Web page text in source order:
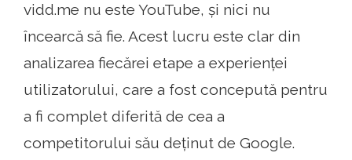
vidd.me nu este YouTube, și nici nu
încearcă să fie. Acest lucru este clar din
analizarea fiecărei etape a experienței
utilizatorului, care a fost concepută pentru
a fi complet diferită de cea a
competitorului său deținut de Google.